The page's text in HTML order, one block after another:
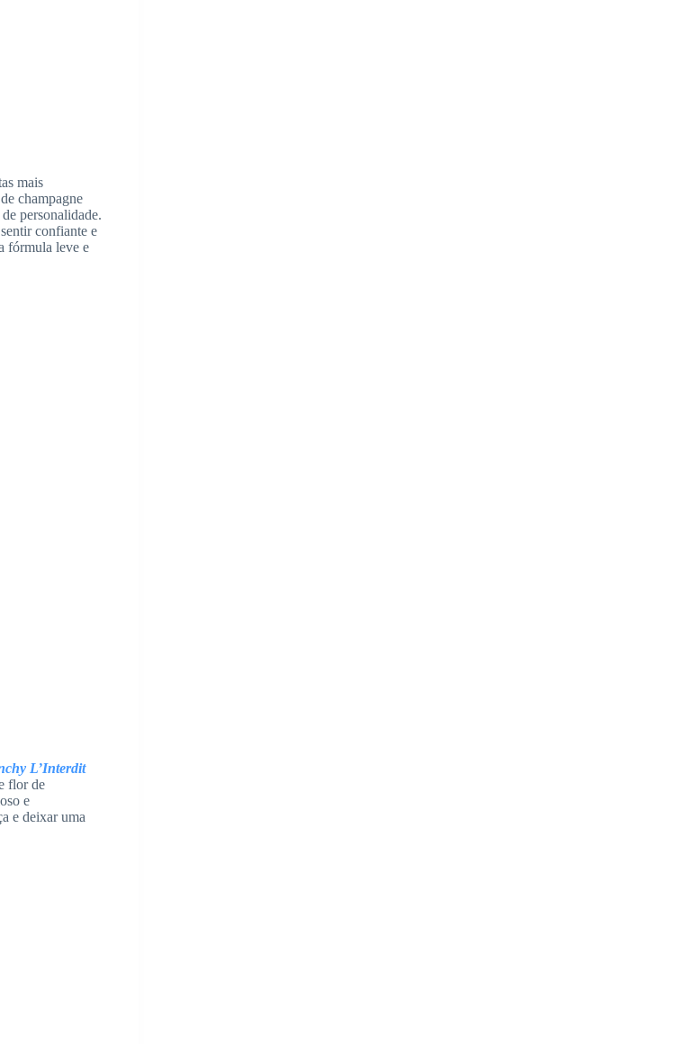
mais
champagne
personalidade.
confiante e
fórmula leve e
L’Interdit
flor de
e
e deixar uma